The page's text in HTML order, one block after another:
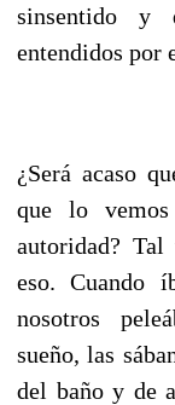
sinsentido y
entendidos por
¿Será acaso
que lo
autoridad? Tal
eso. Cuando
nosotros
sueño, las
del baño y de